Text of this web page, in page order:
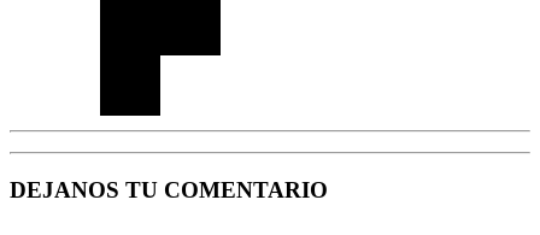
DEJANOS TU COMENTARIO